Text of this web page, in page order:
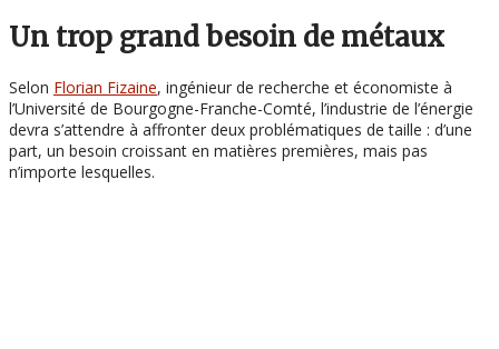
Un trop grand besoin de métaux
Selon Florian Fizaine, ingénieur de recherche et économiste à
l’Université de Bourgogne-Franche-Comté, l’industrie de l’énergie
devra s’attendre à affronter deux problématiques de taille : d’une
part, un besoin croissant en matières premières, mais pas
n’importe lesquelles.